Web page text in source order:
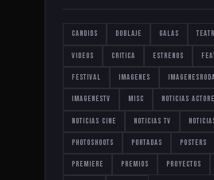
Candids Doblaje Galas
Videos critica estrenos
festival imagenes
imagenestv misc noticias
noticias cine noticias tv
photoshoots portadas posters
premiere premios proyectos